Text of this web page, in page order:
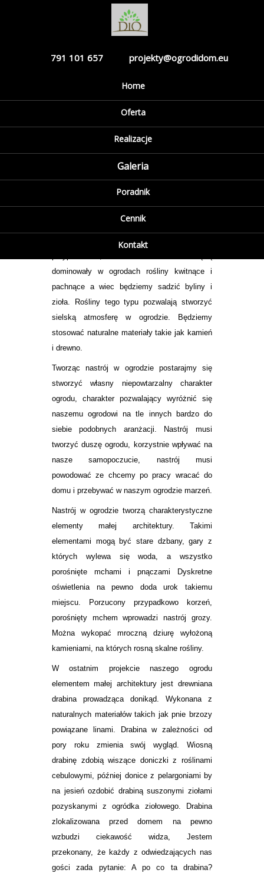
791 101 657 projekty@ogrodidom.eu
Home
Oferta
Realizacje
Galeria
Poradnik
Cennik
Kontakt
Nastrój w
ogrodzie
Nastrój w ogrodzie
Lektura prasy ogrodniczej pozwala mi
dominowały w ogrodach rośliny kwitnące i
pachnące a wiec będziemy sadzić byliny i
zioła. Rośliny tego typu pozwalają stworzyć
sielską atmosferę w ogrodzie. Będziemy
stosować naturalne materiały takie jak kamień
i drewno.
Tworząc nastrój w ogrodzie postarajmy się
stworzyć własny niepowtarzalny charakter
ogrodu, charakter pozwalający wyróżnić się
naszemu ogrodowi na tle innych bardzo do
siebie podobnych aranżacji. Nastrój musi
tworzyć duszę ogrodu, korzystnie wpływać na
nasze samopoczucie, nastrój musi
powodować ze chcemy po pracy wracać do
domu i przebywać w naszym ogrodzie marzeń.
Nastrój w ogrodzie tworzą charakterystyczne
elementy małej architektury. Takimi
elementami mogą być stare dzbany, gary z
których wylewa się woda, a wszystko
porośnięte mchami i pnączami Dyskretne
oświetlenia na pewno doda urok takiemu
miejscu. Porzucony przypadkowo korzeń,
porośnięty mchem wprowadzi nastrój grozy.
Można wykopać mroczną dziurę wyłożoną
kamieniami, na których rosną skalne rośliny.
W ostatnim projekcie naszego ogrodu
elementem małej architektury jest drewniana
drabina prowadząca donikąd. Wykonana z
naturalnych materiałów takich jak pnie brzozy
powiązane linami. Drabina w zależności od
pory roku zmienia swój wygląd. Wiosną
drabinę zdobią wiszące doniczki z roślinami
cebulowymi, później donice z pelargoniami by
na jesień ozdobić drabiną suszonymi ziołami
pozyskanymi z ogródka ziołowego. Drabina
zlokalizowana przed domem na pewno
wzbudzi ciekawość widza, Jestem
przekonany, że każdy z odwiedzających nas
gości zada pytanie: A po co ta drabina?